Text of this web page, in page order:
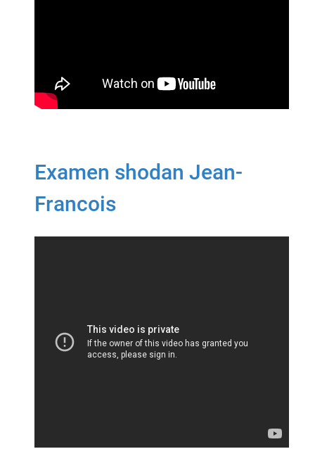
Examen shodan Jean-
Francois